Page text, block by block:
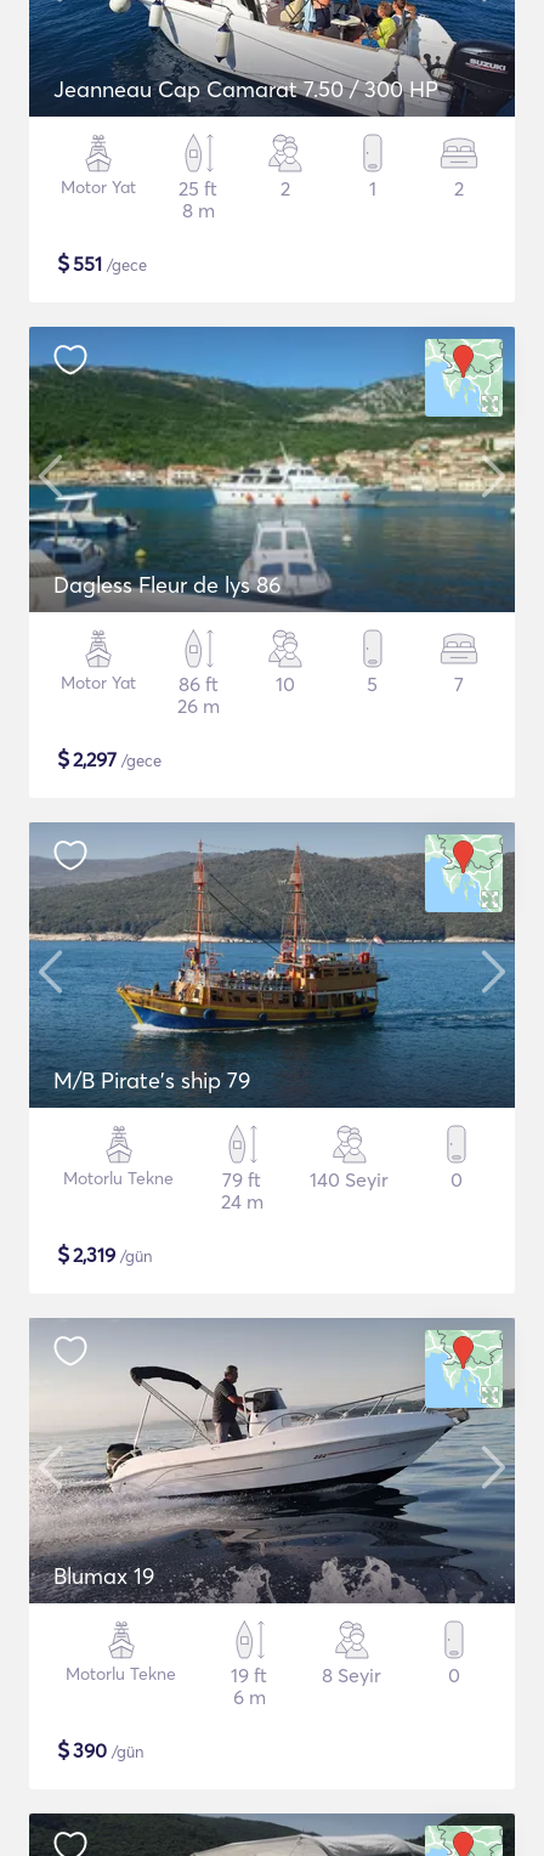
Jeanneau Cap Camarat 7.50 / 300 HP
Motor Yat
25 ft
8 m
2 1 2
$551 /gece
Dagless Fleur de lys 86
Motor Yat
86 ft
26 m
10 5 7
$2,297 /gece
M/B Pirate's ship 79
Motorlu Tekne
79 ft
24 m
140 Seyir 0
$2,319 /gün
Blumax 19
Motorlu Tekne
19 ft
6 m
8 Seyir 0
$390 /gün